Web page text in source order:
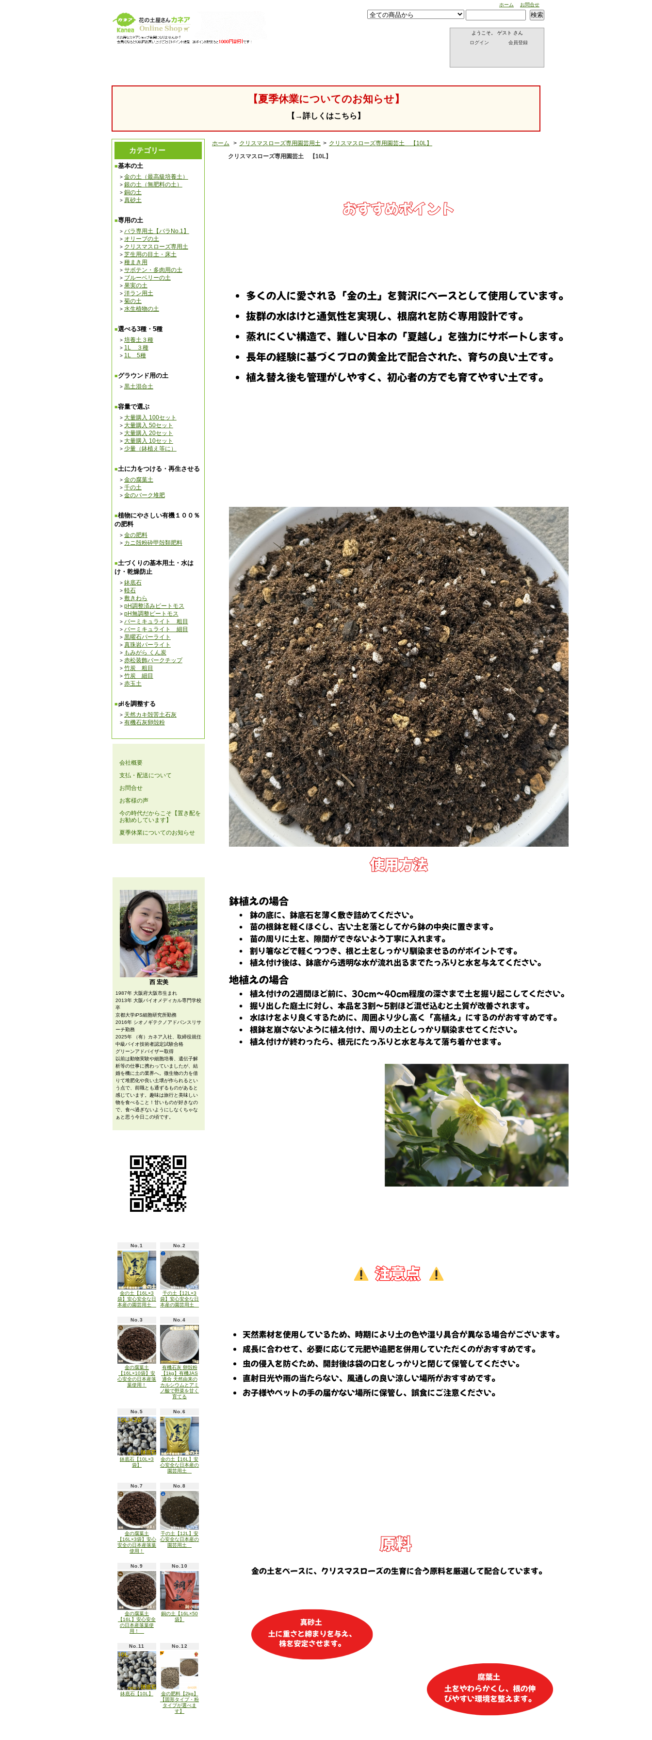
ホーム お問合せ
検索
ようこそ。 ゲスト さん
ログイン
会員登録
【夏季休業についてのお知らせ】
【→詳しくはこちら】
カテゴリー
基本の土
金の土（最高級培養土）
銀の土（無肥料の土）
銅の土
真砂土
専用の土
バラ専用土【バラNo.1】
オリーブの土
クリスマスローズ専用土
芝生用の目土・床土
種まき用
サボテン・多肉用の土
ブルーベリーの土
果実の土
洋ラン用土
菊の土
水生植物の土
選べる3種・5種
培養土３種
1L ３種
1L 5種
グラウンド用の土
黒土混合土
容量で選ぶ
大量購入 100セット
大量購入 50セット
大量購入 20セット
大量購入 10セット
少量（鉢植え等に）
土に力をつける・再生させる
金の腐葉土
千の土
金のバーク堆肥
植物にやさしい有機１００％
の肥料
金の肥料
カニ殻粉砕甲殻類肥料
土づくりの基本用土・水は
け・乾燥防止
鉢底石
軽石
敷きわら
pH調整済みピートモス
pH無調整ピートモス
バーミキュライト 粗目
バーミキュライト 細目
黒曜石パーライト
真珠岩パーライト
もみがら くん炭
赤松装飾バークチップ
竹炭 粗目
竹炭 細目
赤玉土
㏗を調整する
天然カキ殻苦土石灰
有機石灰卵殻粉
会社概要
支払・配送について
お問合せ
お客様の声
今の時代だからこそ【置き配を
お勧めしています】
夏季休業についてのお知らせ
西 宏美
1987年 大阪府大阪市生まれ
2013年 大阪バイオメディカル専門学校
卒
京都大学iPS細胞研究所勤務
2016年 シオノギテクノアドバンスリサ
ーチ勤務
2025年 （有）カネア入社、取締役就任
中級バイオ技術者認定試験合格
グリーンアドバイザー取得
以前は動物実験や細胞培養、遺伝子解
析等の仕事に携わっていましたが、結
婚を機に土の業界へ。微生物の力を借
りて堆肥化や良い土壌が作られるとい
う点で、前職とも通ずるものがあると
感じています。趣味は旅行と美味しい
物を食べること！甘いものが好きなの
で、食べ過ぎないようにしなくちゃな
ぁと思う今日この頃です。
No.1
金の土【16L×3
袋】安心安全な日
本産の園芸用土
No.2
千の土【12L×3
袋】安心安全な日
本産の園芸用土
No.3
金の腐葉土
【16L×10袋】安
心安全の日本産落
葉使用！
No.4
有機石灰 卵殻粉
【1kg】有機JAS
適合 天然由来の
カルシウムとアミ
ノ酸で野菜を甘く
育てる
No.5
鉢底石【10L×3
袋】
No.6
金の土【16L】安
心安全な日本産の
園芸用土
No.7
金の腐葉土
【16L×3袋】安心
安全の日本産落葉
使用！
No.8
千の土【12L】安
心安全な日本産の
園芸用土
No.9
金の腐葉土
【16L】安心安全
の日本産落葉使
用！
No.10
銅の土【16L×50
袋】
No.11
鉢底石【10L】
No.12
金の肥料【2kg】
【固形タイプ・粉
タイプが選べま
す】
ホーム > クリスマスローズ専用園芸用土 > クリスマスローズ専用園芸土 【10L】
クリスマスローズ専用園芸土 【10L】